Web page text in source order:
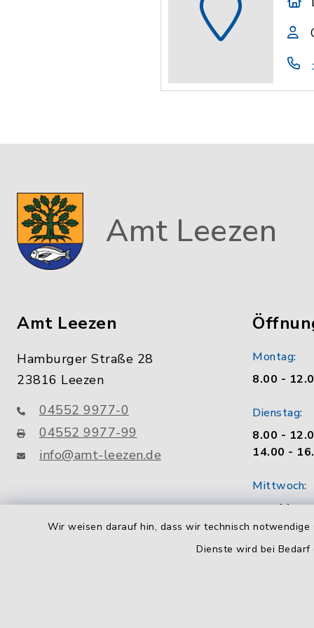
Wir weisen darauf hin, dass wir technisch
Dienste wird bei
Amt Leezen
Amt Leezen
Hamburger Straße 28
23816 Leezen
04552 9977-0
04552 9977-99
info@amt-leezen.de
Montag:
8.00 -
Dienstag:
8.00 -
14.00 -
Mittwoch: